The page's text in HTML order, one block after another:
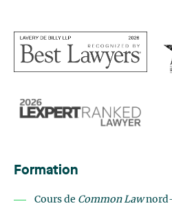
Formation
Cours de Common Law